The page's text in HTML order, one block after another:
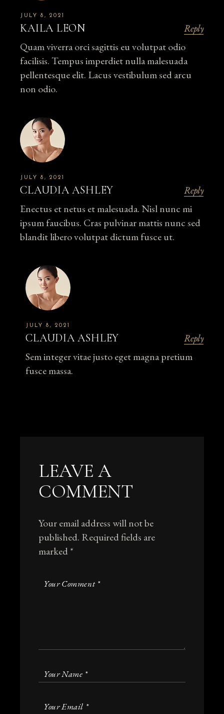
JULY 8, 2021
KAILA LEON
Quam viverra orci sagittis eu volutpat odio
facilisis. Tempus imperdiet nulla malesuada
pellentesque elit. Lacus vestibulum sed arcu
non odio.
Reply
JULY 8, 2021
CLAUDIA ASHLEY
Enectus et netus et malesuada. Nisl nunc mi
ipsum faucibus. Cras pulvinar mattis nunc sed
blandit libero volutpat dictum fusce ut.
Reply
JULY 8, 2021
CLAUDIA ASHLEY
Sem integer vitae justo eget magna pretium
fusce massa.
Reply
LEAVE A
COMMENT
Your email address will not be
published. Required fields are
marked*